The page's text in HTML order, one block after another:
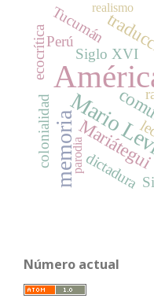
Mario
memoriaMariátegui
Siglo XVI
dictadura
Tucumán
colonialidad
ecocríticaPerú
parodia
realismo
Número actual